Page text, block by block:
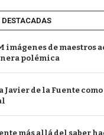
imágenes de maestros
polémica
Javier de la Fuente
más allá del saber